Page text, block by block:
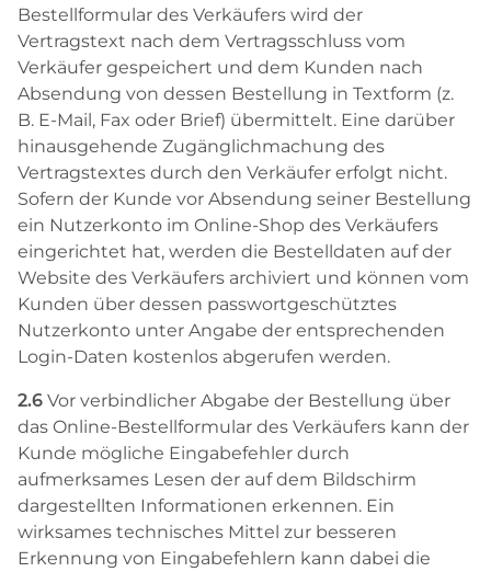
Bestellformular des Verkäufers wird der
Vertragstext nach dem Vertragsschluss vom
Verkäufer gespeichert und dem Kunden nach
Absendung von dessen Bestellung in Textform (z.
B. E-Mail, Fax oder Brief) übermittelt. Eine darüber
hinausgehende Zugänglichmachung des
Vertragstextes durch den Verkäufer erfolgt nicht.
Sofern der Kunde vor Absendung seiner Bestellung
ein Nutzerkonto im Online-Shop des Verkäufers
eingerichtet hat, werden die Bestelldaten auf der
Website des Verkäufers archiviert und können vom
Kunden über dessen passwortgeschütztes
Nutzerkonto unter Angabe der entsprechenden
Login-Daten kostenlos abgerufen werden.
2.6 Vor verbindlicher Abgabe der Bestellung über
das Online-Bestellformular des Verkäufers kann der
Kunde mögliche Eingabefehler durch
aufmerksames Lesen der auf dem Bildschirm
dargestellten Informationen erkennen. Ein
wirksames technisches Mittel zur besseren
Erkennung von Eingabefehlern kann dabei die